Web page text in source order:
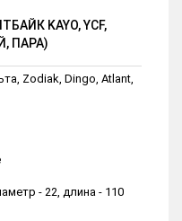
KAYO, YCF,
ПАРА)
Zodiak, Dingo, Atlant,
- 22, длина - 110